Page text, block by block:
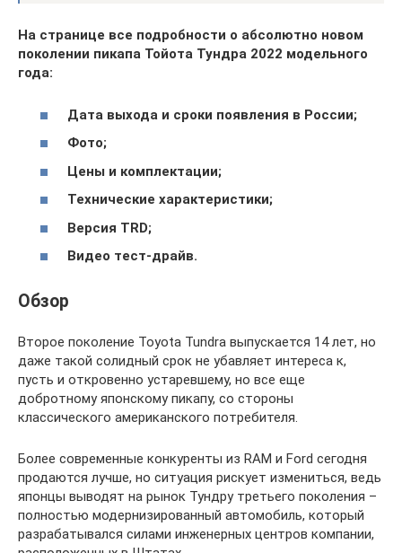
На странице все подробности о абсолютно новом
поколении пикапа Тойота Тундра 2022 модельного
года:
Дата выхода и сроки появления в России;
Фото;
Цены и комплектации;
Технические характеристики;
Версия TRD;
Видео тест-драйв.
Обзор
Второе поколение Toyota Tundra выпускается 14 лет, но
даже такой солидный срок не убавляет интереса к,
пусть и откровенно устаревшему, но все еще
добротному японскому пикапу, со стороны
классического американского потребителя.
Более современные конкуренты из RAM и Ford сегодня
продаются лучше, но ситуация рискует измениться, ведь
японцы выводят на рынок Тундру третьего поколения –
полностью модернизированный автомобиль, который
разрабатывался силами инженерных центров компании,